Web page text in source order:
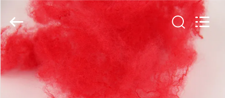
家
supplier.
Copyright
©
2019
-
2026
AZURE
IMP&EXP
CO.LTD.